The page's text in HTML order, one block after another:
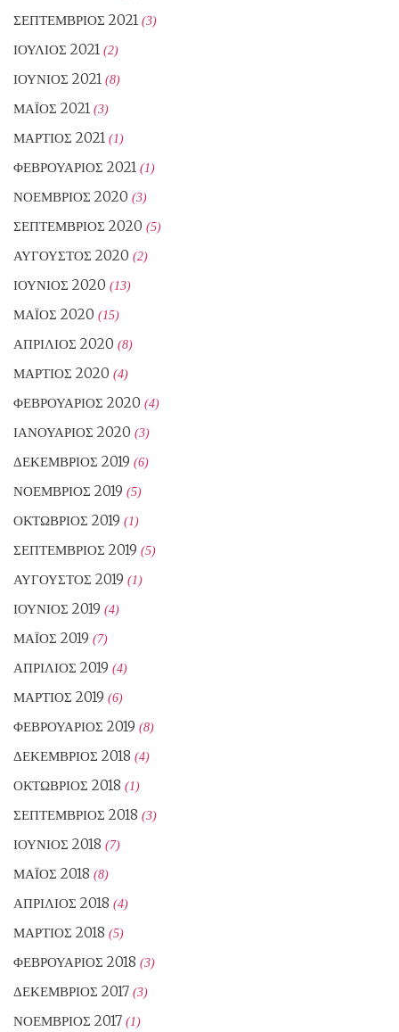
ΣΕΠΤΈΜΒΡΙΟΣ 2021 (3)
ΙΟΎΛΙΟΣ 2021 (2)
ΙΟΎΝΙΟΣ 2021 (8)
ΜΆΙΟΣ 2021 (3)
ΜΆΡΤΙΟΣ 2021 (1)
ΦΕΒΡΟΥΆΡΙΟΣ 2021 (1)
ΝΟΈΜΒΡΙΟΣ 2020 (3)
ΣΕΠΤΈΜΒΡΙΟΣ 2020 (5)
ΑΎΓΟΥΣΤΟΣ 2020 (2)
ΙΟΎΝΙΟΣ 2020 (13)
ΜΆΙΟΣ 2020 (15)
ΑΠΡΊΛΙΟΣ 2020 (8)
ΜΆΡΤΙΟΣ 2020 (4)
ΦΕΒΡΟΥΆΡΙΟΣ 2020 (4)
ΙΑΝΟΥΆΡΙΟΣ 2020 (3)
ΔΕΚΈΜΒΡΙΟΣ 2019 (6)
ΝΟΈΜΒΡΙΟΣ 2019 (5)
ΟΚΤΏΒΡΙΟΣ 2019 (1)
ΣΕΠΤΈΜΒΡΙΟΣ 2019 (5)
ΑΎΓΟΥΣΤΟΣ 2019 (1)
ΙΟΎΝΙΟΣ 2019 (4)
ΜΆΙΟΣ 2019 (7)
ΑΠΡΊΛΙΟΣ 2019 (4)
ΜΆΡΤΙΟΣ 2019 (6)
ΦΕΒΡΟΥΆΡΙΟΣ 2019 (8)
ΔΕΚΈΜΒΡΙΟΣ 2018 (4)
ΟΚΤΏΒΡΙΟΣ 2018 (1)
ΣΕΠΤΈΜΒΡΙΟΣ 2018 (3)
ΙΟΎΝΙΟΣ 2018 (7)
ΜΆΙΟΣ 2018 (8)
ΑΠΡΊΛΙΟΣ 2018 (4)
ΜΆΡΤΙΟΣ 2018 (5)
ΦΕΒΡΟΥΆΡΙΟΣ 2018 (3)
ΔΕΚΈΜΒΡΙΟΣ 2017 (3)
ΝΟΈΜΒΡΙΟΣ 2017 (1)